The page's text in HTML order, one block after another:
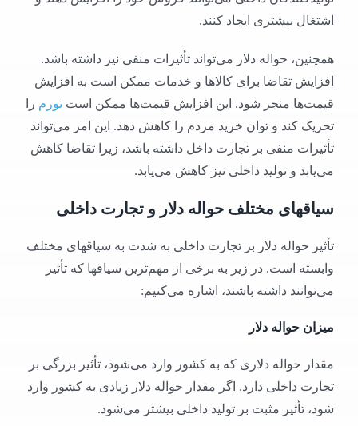
اشتغال بیشتری ایجاد کنند.
همچنین، حواله دلار می‌تواند تأثیرات منفی نیز داشته باشد.
افزایش تقاضا برای کالاها و خدمات ممکن است به افزایش
قیمت‌ها منجر شود. این افزایش قیمت‌ها ممکن است تورم را
تحریک کند و توان خرید مردم را کاهش دهد. این امر می‌تواند
تأثیرات منفی بر تجارت داخل داشته باشد، زیرا تقاضا کاهش
می‌یابد و تولید داخلی نیز کاهش می‌یابد.
سیاقهای مختلف حواله دلار و تجارت داخلی
تأثیر حواله دلار بر تجارت داخلی به شدت به سیاقهای مختلف
وابسته است. در زیر به برخی از مهم‌ترین سیاقها که تأثیر
می‌توانند داشته باشند، اشاره می‌کنیم:
میزان حواله دلار
مقدار حواله دلاری که به کشور وارد می‌شود، تأثیر بزرگی بر
تجارت داخلی دارد. اگر مقدار حواله دلار زیادی به کشور وارد
شود، تأثیر مثبت بر تولید داخلی بیشتر می‌شود.